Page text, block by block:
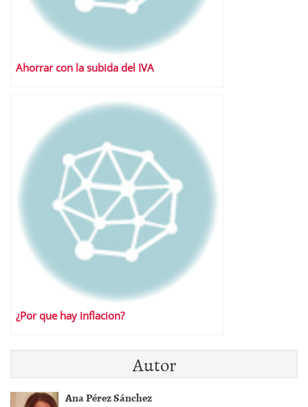
Ahorrar con la subida del IVA
¿Por que hay inflacion?
Autor
Ana Pérez Sánchez